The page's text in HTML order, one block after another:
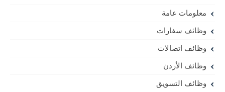
معلومات عامة
وظائف سفارات
وظائف اتصالات
وظائف الأردن
وظائف التسويق